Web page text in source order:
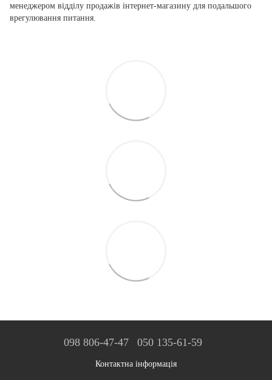
менеджером відділу продажів інтернет-магазину для подальшого
врегулювання питання.
098 806-47-47 050 135-61-59
Контактна інформація